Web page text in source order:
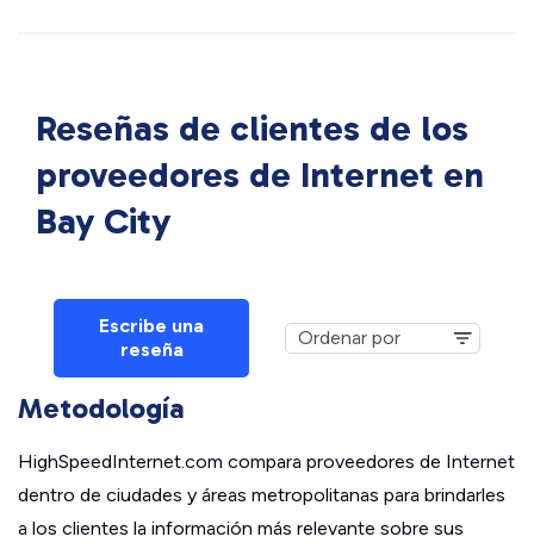
Reseñas de clientes de los
proveedores de Internet en
Bay City
Escribe una
reseña
Metodología
HighSpeedInternet.com compara proveedores de Internet
dentro de ciudades y áreas metropolitanas para brindarles
a los clientes la información más relevante sobre sus